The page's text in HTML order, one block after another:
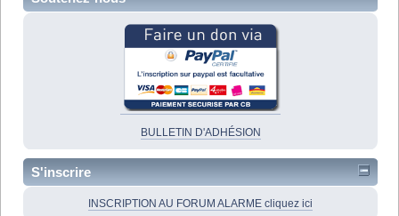
BULLETIN D'ADHÉSION
S'inscrire
INSCRIPTION AU FORUM ALARME cliquez ici